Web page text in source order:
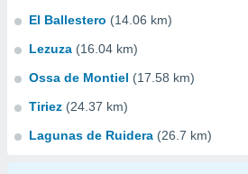
El Ballestero (14.06 km)
Lezuza (16.04 km)
Ossa de Montiel (17.58 km)
Tiriez (24.37 km)
Lagunas de Ruidera (26.7 km)